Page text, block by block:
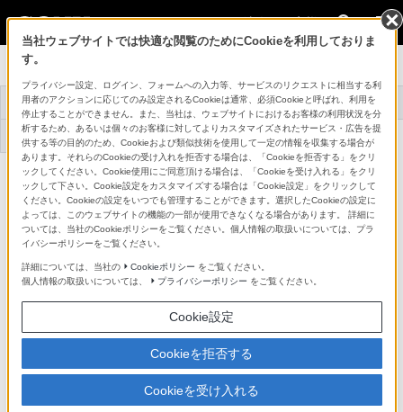
法人のお客様
プロオーディオ
トップ 商品一覧 アクセサリー 事例紹介
機器アップデート
ファームウェア
サポート・お問い合
わせ
UHFアンテナ
AN-820
詳細メニュー
主な仕様
●：対応 -：該当なし
仕様書・外形寸法図(18KB／PDF)
当社ウェブサイトでは快適な閲覧のためにCookieを利用しておりま
す。
プライバシー設定、ログイン、フォームへの入力等、サービスのリクエストに相当する利
用者のアクションに応じてのみ設定されるCookieは通常、必須Cookieと呼ばれ、利用を
停止することができません。また、当社は、ウェブサイトにおけるお客様の利用状況を分
析するため、あるいは個々のお客様に対してよりカスタマイズされたサービス・広告を提
供する等の目的のため、Cookieおよび類似技術を使用して一定の情報を収集する場合が
あります。それらのCookieの受け入れを拒否する場合は、「Cookieを拒否する」をクリ
ックしてください。Cookie使用にご同意頂ける場合は、「Cookieを受け入れる」をクリ
ックして下さい。Cookie設定をカスタマイズする場合は「Cookie設定」をクリックして
ください。Cookieの設定をいつでも管理することができます。選択したCookieの設定に
よっては、このウェブサイトの機能の一部が使用できなくなる場合があります。 詳細に
ついては、当社のCookieポリシーをご覧ください。個人情報の取扱いについては、プラ
イバシーポリシーをご覧ください。
詳細については、当社の Cookieポリシー をご覧ください。
個人情報の取扱いについては、
プライバシーポリシー をご覧ください。
Cookie設定
Cookieを拒否する
Cookieを受け入れる